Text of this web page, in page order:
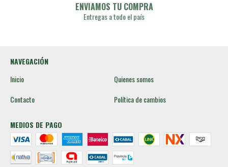
ENVIAMOS TU COMPRA
Entregas a todo el país
NAVEGACIÓN
Inicio
Quienes somos
Contacto
Política de cambios
MEDIOS DE PAGO